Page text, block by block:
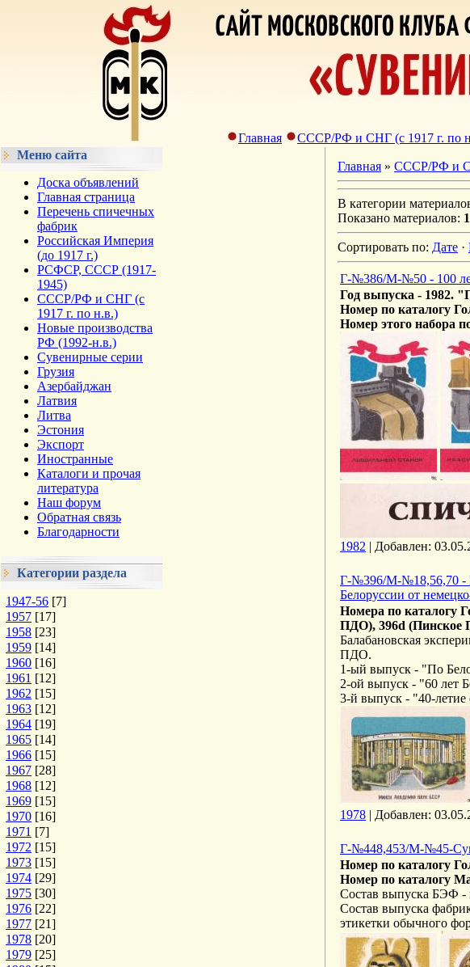
Главная СССР/РФ и СНГ (с 1917 г. по
Меню сайта
Доска объявлений
Главная страница
Перечень спичечных
фабрик
Российская Империя
(до 1917 г.)
РСФСР, СССР (1917-
1945)
СССР/РФ и СНГ (с
1917 г. по н.в.)
Новые производства
РФ (1992-н.в.)
Сувенирные серии
Грузия
Азербайджан
Латвия
Литва
Эстония
Экспорт
Иностранные
Каталоги и прочая
литература
Наш форум
Обратная связь
Благодарности
Категории раздела
1947-56 [7]
1957 [17]
1958 [23]
1959 [14]
1960 [16]
1961 [12]
1962 [15]
1963 [12]
1964 [19]
1965 [14]
1966 [15]
1967 [28]
1968 [12]
1969 [15]
1970 [16]
1971 [7]
1972 [15]
1973 [15]
1974 [29]
1975 [30]
1976 [22]
1977 [21]
1978 [20]
1979 [25]
Главная » СССР/РФ и
В категории
Показано материалов:
Сортировать по: Дате ·
Г-№386/М-№50 - 100
Год выпуска - 1982.
Номер по каталогу
Номер этого набора
1982 | Добавлен:
Г-№396/М-№18,56,70 -
Белоруссии от
Номера по каталогу
ПДО), 396d (Пинское
Балабановская
ПДО.
1-ый выпуск - "По
2-ой выпуск - "60 лет
3-й выпуск - "40-летие
1978 | Добавлен:
Г-№448,453/М-№45-
Номер по каталогу
Номер по каталогу
Состав выпуска БЭФ -
Состав выпуска
этикетки обычного